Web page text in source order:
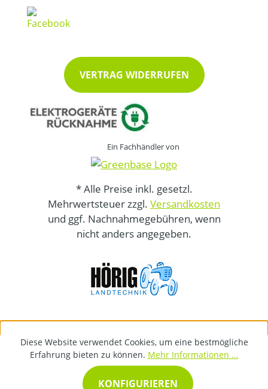
VERTRAG WIDERRUFEN
Ein Fachhändler von
* Alle Preise inkl. gesetzl.
Mehrwertsteuer zzgl. Versandkosten
und ggf. Nachnahmegebühren, wenn
nicht anders angegeben.
Diese Website verwendet Cookies, um eine bestmögliche
Erfahrung bieten zu können. Mehr Informationen ...
KONFIGURIEREN